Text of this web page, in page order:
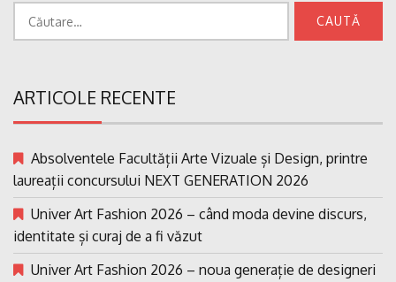
ARTICOLE RECENTE
Absolventele Facultății Arte Vizuale și Design, printre
laureații concursului NEXT GENERATION 2026
Univer Art Fashion 2026 – când moda devine discurs,
identitate și curaj de a fi văzut
Univer Art Fashion 2026 – noua generație de designeri